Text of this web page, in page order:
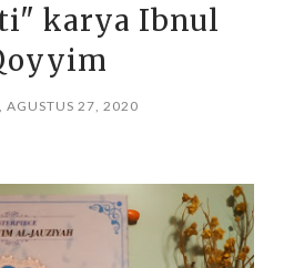
karya Ibnul
AGUSTUS 27, 2020